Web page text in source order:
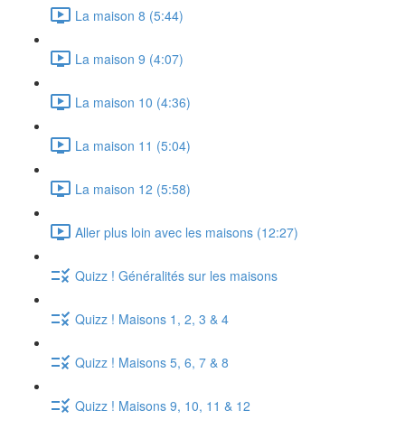
La maison 8 (5:44)
La maison 9 (4:07)
La maison 10 (4:36)
La maison 11 (5:04)
La maison 12 (5:58)
Aller plus loin avec les maisons (12:27)
Quizz ! Généralités sur les maisons
Quizz ! Maisons 1, 2, 3 & 4
Quizz ! Maisons 5, 6, 7 & 8
Quizz ! Maisons 9, 10, 11 & 12